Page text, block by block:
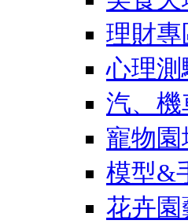
理財專
心理測
汽、機
寵物園
模型&
花卉園